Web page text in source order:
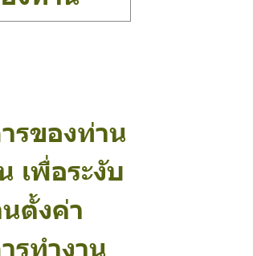
รของท่าน
เพื่อระงับ
ตั้งค่า
รทำงาน